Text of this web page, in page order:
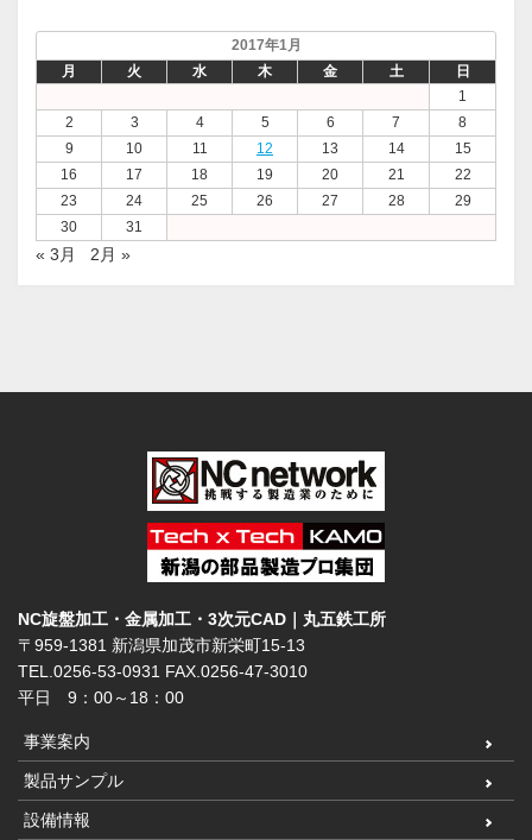
2017年1月
月
火 水 木 金 土
日
1
2
3 4 5 6 7
8
9
10 11 12 13 14
15
16
17 18 19 20 21
22
23
24 25 26 27 28
29
30
31
« 3月 2月 »
NC旋盤加工・金属加工・3次元CAD｜丸五鉄工所
〒959-1381 新潟県加茂市新栄町15-13
TEL.0256-53-0931 FAX.0256-47-3010
平日 9：00～18：00
事業案内
製品サンプル
設備情報